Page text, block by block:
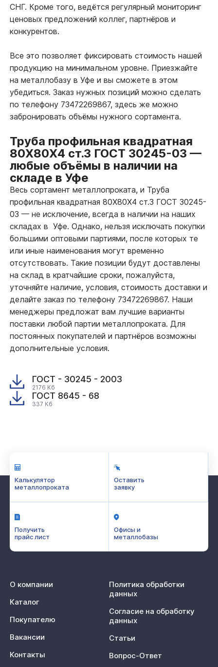
СНГ. Кроме того, ведётся регулярный мониторинг
ценовых предложений коллег, партнёров и
конкурентов.
Все это позволяет фиксировать стоимость нашей
продукцию на минимальном уровне. Приезжайте
на металлобазу в Уфе и вы сможете в этом
убедиться. Заказ нужных позиций можно сделать
по телефону 73472269867, здесь же можно
забронировать объёмы нужного сортамента.
Труба профильная квадратная
80Х80Х4 ст.3 ГОСТ 30245-03 —
любые объёмы в наличии на
складе в Уфе
Весь сортамент металлопроката, и Труба
профильная квадратная 80Х80Х4 ст.3 ГОСТ 30245-
03 — не исключение, всегда в наличии на наших
складах в Уфе. Однако, нельзя исключать покупки
большими оптовыми партиями, после которых те
или иные наименования могут временно
отсутствовать. Такие позиции будут доставлены
на склад в кратчайшие сроки, пожалуйста,
уточняйте наличие, условия, стоимость доставки и
делайте заказ по телефону 73472269867. Наши
менеджеры предложат вам лучшие варианты
поставки любой партии металлопроката. Для
постоянных покупателей и партнёров возможны
дополнительные условия.
ГОСТ - 30245 - 2003
2176 Кб
ГОСТ 8645 - 68
337 Кб
Калькулятор
металлопроката
Оставить
заявку
Получить
прайс лист
Офисы и
металлобазы
О компании
Каталог
Покупателю
Вакансии
Контакты
Политика обработки
данных
Согласие на обработку
данных
Статьи
Вопрос-Ответ